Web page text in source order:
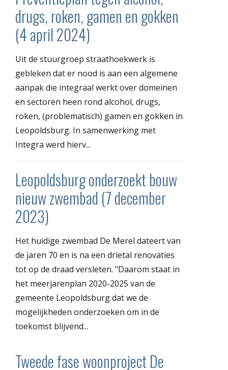
drugs, roken, gamen en gokken
(4 april 2024)
Uit de stuurgroep straathoekwerk is
gebleken dat er nood is aan een algemene
aanpak die integraal werkt over domeinen
en sectoren heen rond alcohol, drugs,
roken, (problematisch) gamen en gokken in
Leopoldsburg. In samenwerking met
Integra werd hierv...
Leopoldsburg onderzoekt bouw
nieuw zwembad (7 december
2023)
Het huidige zwembad De Merel dateert van
de jaren 70 en is na een drietal renovaties
tot op de draad versleten. "Daarom staat in
het meerjarenplan 2020-2025 van de
gemeente Leopoldsburg dat we de
mogelijkheden onderzoeken om in de
toekomst blijvend...
Tweede fase woonproject De